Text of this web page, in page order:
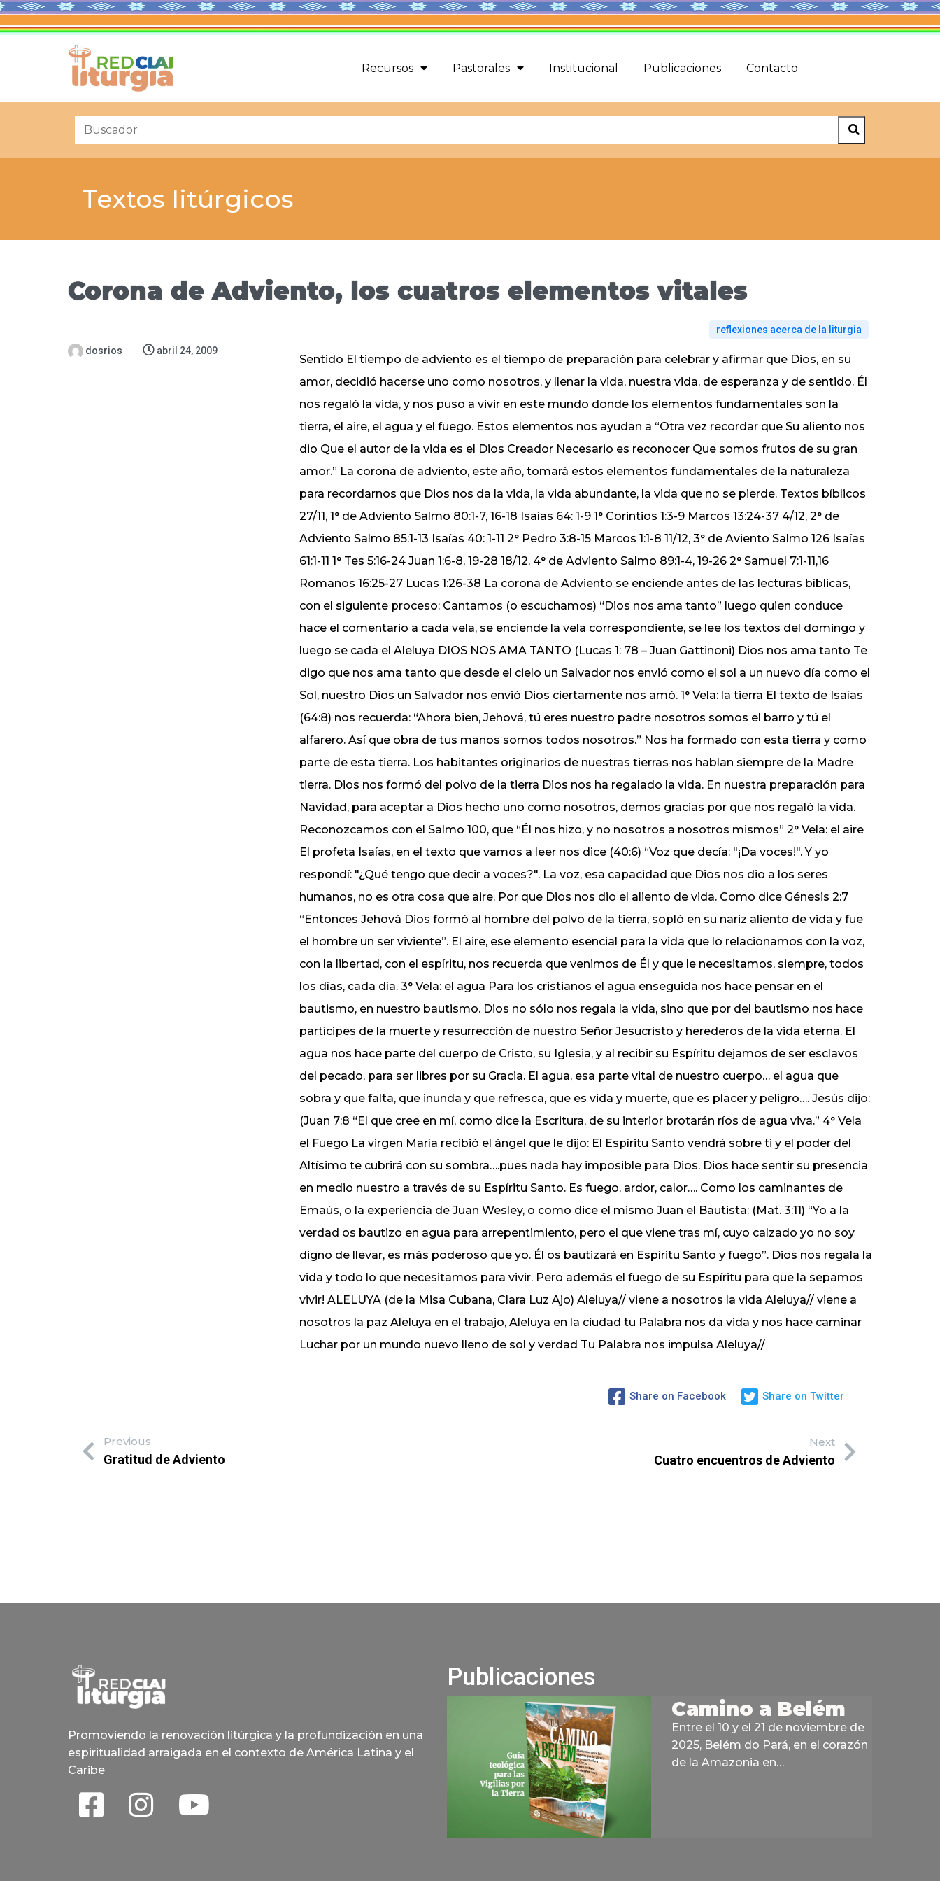
Recursos Pastorales Institucional Publicaciones Contacto
Textos litúrgicos
Corona de Adviento, los cuatros elementos vitales
dosrios abril 24, 2009
reflexiones acerca de la liturgia
Sentido El tiempo de adviento es el tiempo de preparación para celebrar y afirmar que Dios, en su
amor, decidió hacerse uno como nosotros, y llenar la vida, nuestra vida, de esperanza y de sentido. Él
nos regaló la vida, y nos puso a vivir en este mundo donde los elementos fundamentales son la
tierra, el aire, el agua y el fuego. Estos elementos nos ayudan a “Otra vez recordar que Su aliento nos
dio Que el autor de la vida es el Dios Creador Necesario es reconocer Que somos frutos de su gran
amor.” La corona de adviento, este año, tomará estos elementos fundamentales de la naturaleza
para recordarnos que Dios nos da la vida, la vida abundante, la vida que no se pierde. Textos bíblicos
27/11, 1° de Adviento Salmo 80:1-7, 16-18 Isaías 64: 1-9 1° Corintios 1:3-9 Marcos 13:24-37 4/12, 2° de
Adviento Salmo 85:1-13 Isaías 40: 1-11 2° Pedro 3:8-15 Marcos 1:1-8 11/12, 3° de Aviento Salmo 126 Isaías
61:1-11 1° Tes 5:16-24 Juan 1:6-8, 19-28 18/12, 4° de Adviento Salmo 89:1-4, 19-26 2° Samuel 7:1-11,16
Romanos 16:25-27 Lucas 1:26-38 La corona de Adviento se enciende antes de las lecturas bíblicas,
con el siguiente proceso: Cantamos (o escuchamos) “Dios nos ama tanto” luego quien conduce
hace el comentario a cada vela, se enciende la vela correspondiente, se lee los textos del domingo y
luego se cada el Aleluya DIOS NOS AMA TANTO (Lucas 1: 78 – Juan Gattinoni) Dios nos ama tanto Te
digo que nos ama tanto que desde el cielo un Salvador nos envió como el sol a un nuevo día como el
Sol, nuestro Dios un Salvador nos envió Dios ciertamente nos amó. 1° Vela: la tierra El texto de Isaías
(64:8) nos recuerda: “Ahora bien, Jehová, tú eres nuestro padre nosotros somos el barro y tú el
alfarero. Así que obra de tus manos somos todos nosotros.” Nos ha formado con esta tierra y como
parte de esta tierra. Los habitantes originarios de nuestras tierras nos hablan siempre de la Madre
tierra. Dios nos formó del polvo de la tierra Dios nos ha regalado la vida. En nuestra preparación para
Navidad, para aceptar a Dios hecho uno como nosotros, demos gracias por que nos regaló la vida.
Reconozcamos con el Salmo 100, que “Él nos hizo, y no nosotros a nosotros mismos” 2° Vela: el aire
El profeta Isaías, en el texto que vamos a leer nos dice (40:6) “Voz que decía: "¡Da voces!". Y yo
respondí: "¿Qué tengo que decir a voces?". La voz, esa capacidad que Dios nos dio a los seres
humanos, no es otra cosa que aire. Por que Dios nos dio el aliento de vida. Como dice Génesis 2:7
“Entonces Jehová Dios formó al hombre del polvo de la tierra, sopló en su nariz aliento de vida y fue
el hombre un ser viviente”. El aire, ese elemento esencial para la vida que lo relacionamos con la voz,
con la libertad, con el espíritu, nos recuerda que venimos de Él y que le necesitamos, siempre, todos
los días, cada día. 3° Vela: el agua Para los cristianos el agua enseguida nos hace pensar en el
bautismo, en nuestro bautismo. Dios no sólo nos regala la vida, sino que por del bautismo nos hace
partícipes de la muerte y resurrección de nuestro Señor Jesucristo y herederos de la vida eterna. El
agua nos hace parte del cuerpo de Cristo, su Iglesia, y al recibir su Espíritu dejamos de ser esclavos
del pecado, para ser libres por su Gracia. El agua, esa parte vital de nuestro cuerpo… el agua que
sobra y que falta, que inunda y que refresca, que es vida y muerte, que es placer y peligro…. Jesús dijo:
(Juan 7:8 “El que cree en mí, como dice la Escritura, de su interior brotarán ríos de agua viva.” 4° Vela
el Fuego La virgen María recibió el ángel que le dijo: El Espíritu Santo vendrá sobre ti y el poder del
Altísimo te cubrirá con su sombra….pues nada hay imposible para Dios. Dios hace sentir su presencia
en medio nuestro a través de su Espíritu Santo. Es fuego, ardor, calor…. Como los caminantes de
Emaús, o la experiencia de Juan Wesley, o como dice el mismo Juan el Bautista: (Mat. 3:11) “Yo a la
verdad os bautizo en agua para arrepentimiento, pero el que viene tras mí, cuyo calzado yo no soy
digno de llevar, es más poderoso que yo. Él os bautizará en Espíritu Santo y fuego”. Dios nos regala la
vida y todo lo que necesitamos para vivir. Pero además el fuego de su Espíritu para que la sepamos
vivir! ALELUYA (de la Misa Cubana, Clara Luz Ajo) Aleluya// viene a nosotros la vida Aleluya// viene a
nosotros la paz Aleluya en el trabajo, Aleluya en la ciudad tu Palabra nos da vida y nos hace caminar
Luchar por un mundo nuevo lleno de sol y verdad Tu Palabra nos impulsa Aleluya//
Share on Facebook Share on Twitter
Previous
Gratitud de Adviento
Next
Cuatro encuentros de Adviento
Promoviendo la renovación litúrgica y la profundización en una
espiritualidad arraigada en el contexto de América Latina y el
Caribe
Publicaciones
Camino a Belém
Entre el 10 y el 21 de noviembre de
2025, Belém do Pará, en el corazón
de la Amazonia en…